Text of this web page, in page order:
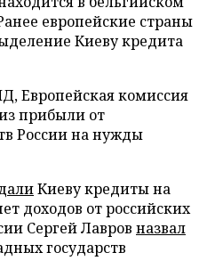
европейские страны
Киеву кредита
Европейская комиссия
прибыли от
России на нужды
Киеву кредиты на
доходов от российских
Сергей Лавров назвал
государств